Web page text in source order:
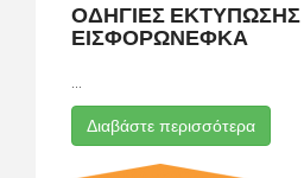
ΟΔΗΓΙΕΣ ΕΚΤΥΠΩΣΗΣ
ΕΙΣΦΟΡΩΝΕΦΚΑ
Διαβάστε περισσότερα